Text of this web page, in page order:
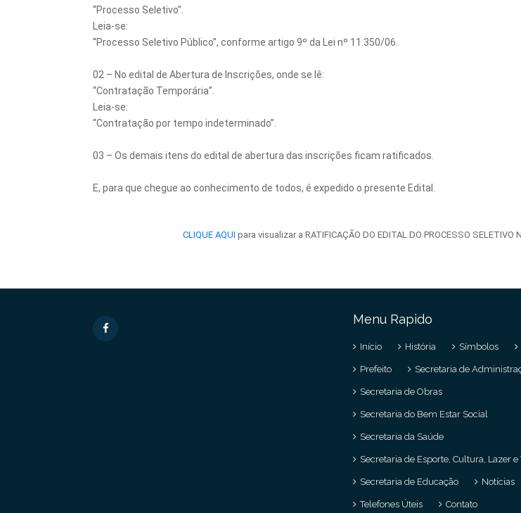
“Processo Seletivo”.
Leia-se:
“Processo Seletivo Público”, conforme artigo 9º da Lei nº 11.350/06.
02 – No edital de Abertura de Inscrições, onde se lê:
“Contratação Temporária”.
Leia-se:
“Contratação por tempo indeterminado”.
03 – Os demais itens do edital de abertura das inscrições ficam ratificados.
E, para que chegue ao conhecimento de todos, é expedido o presente Edital.
CLIQUE AQUI para visualizar a RATIFICAÇÃO DO EDITAL DO PROCESSO SELETIVO
Menu Rapido
Início História Símbolos
Prefeito Secretaria de
Secretaria de Obras
Secretaria do Bem Estar Social
Secretaria da Saúde
Secretaria de Esporte, Cultura, Lazer e
Secretaria de Educação Notícias
Telefones Úteis Contato